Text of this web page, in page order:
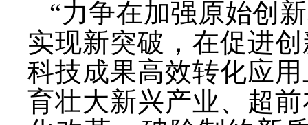
“力争在加强原始创
实现新突破，在促进
科技成果高效转化应
育壮大新兴产业、超